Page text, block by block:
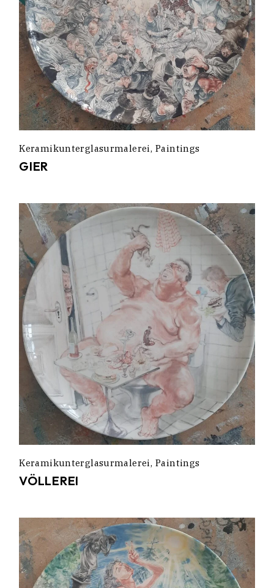
Keramikunterglasurmalerei Paintings
GIER
Keramikunterglasurmalerei Paintings
VÖLLEREI